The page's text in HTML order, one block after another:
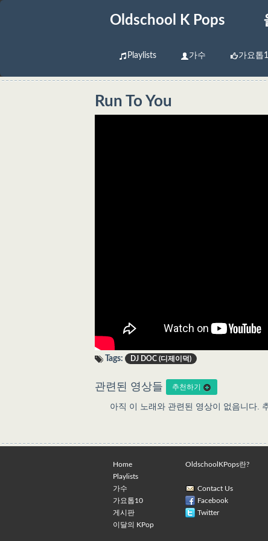
Oldschool K Pops
Playlists 가수 가요톱
Run To You
Tags: DJ DOC (디제이덕)
관련된 영상들 추천하기
아직 이 노래와 관련된 영상이 없음니다.
Home
Playlists
가수
가요톱10
게시판
이달의 KPop
OldschoolKPops란?
Contact Us
Facebook
Twitter